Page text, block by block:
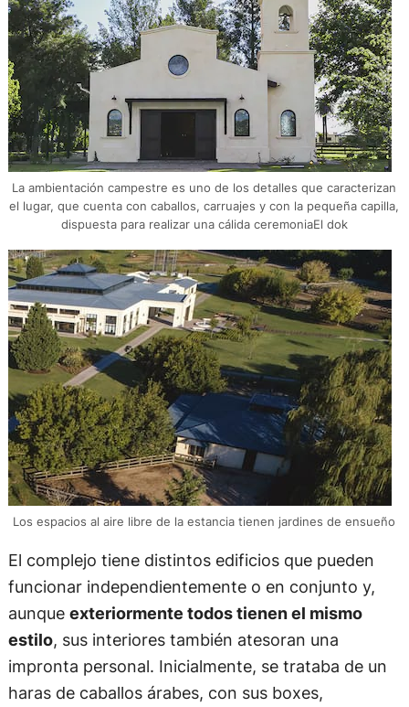
La ambientación campestre es uno de los detalles que caracterizan
el lugar, que cuenta con caballos, carruajes y con la pequeña capilla,
dispuesta para realizar una cálida ceremoniaEl dok
Los espacios al aire libre de la estancia tienen jardines de ensueño
El complejo tiene distintos edificios que pueden
funcionar independientemente o en conjunto y,
aunque exteriormente todos tienen el mismo
estilo, sus interiores también atesoran una
impronta personal. Inicialmente, se trataba de un
haras de caballos árabes, con sus boxes,